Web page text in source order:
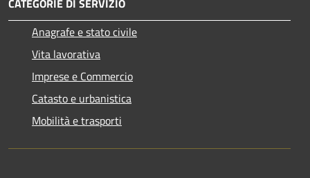
Anagrafe e stato civile
Vita lavorativa
Imprese e Commercio
Catasto e urbanistica
Mobilità e trasporti